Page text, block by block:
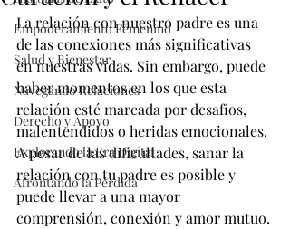
Empoderamiento Fémenino
Salud y Bienestar
Navegando Relaciones
Derecho y Apoyo
Explorando la Era Digital
Afrontando la Pérdida
La relación con nuestro padre es una
de las conexiones más significativas
en nuestras vidas. Sin embargo, puede
haber momentos en los que esta
relación esté marcada por desafíos,
malentendidos o heridas emocionales.
A pesar de las dificultades, sanar la
relación con tu padre es posible y
puede llevar a una mayor
comprensión, conexión y amor mutuo.